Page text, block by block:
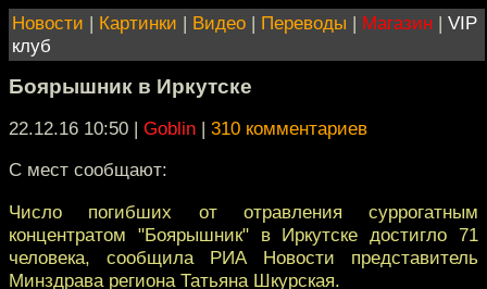
Новости | Картинки | Видео | Переводы | Магазин | VIP
клуб
Боярышник в Иркутске
22.12.16 10:50 | Goblin | 310 комментариев
С мест сообщают:
Число погибших от отравления суррогатным
концентратом "Боярышник" в Иркутске достигло 71
человека, сообщила РИА Новости представитель
Минздрава региона Татьяна Шкурская.